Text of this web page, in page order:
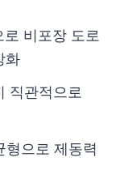
비포장 도로
화
직관적으로
형으로 제동력